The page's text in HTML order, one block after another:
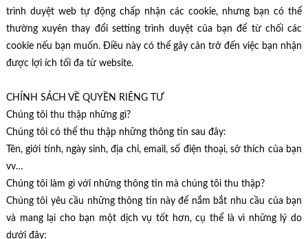
trình duyệt web tự động chấp nhận các cookie, nhưng bạn có thể
thường xuyên thay đổi setting trình duyệt của bạn để từ chối các
cookie nếu bạn muốn. Điều này có thể gây cản trở đến việc bạn nhận
được lợi ích tối đa từ website.
CHÍNH SÁCH VỀ QUYỀN RIÊNG TƯ
Chúng tôi thu thập những gì?
Chúng tôi có thể thu thập những thông tin sau đây:
Tên, giới tính, ngày sinh, địa chỉ, email, số điện thoại, sở thích của bạn
vv…
Chúng tôi làm gì với những thông tin mà chúng tôi thu thập?
Chúng tôi yêu cầu những thông tin này để nắm bắt nhu cầu của bạn
và mang lại cho bạn một dịch vụ tốt hơn, cụ thể là vì những lý do
dưới đây: